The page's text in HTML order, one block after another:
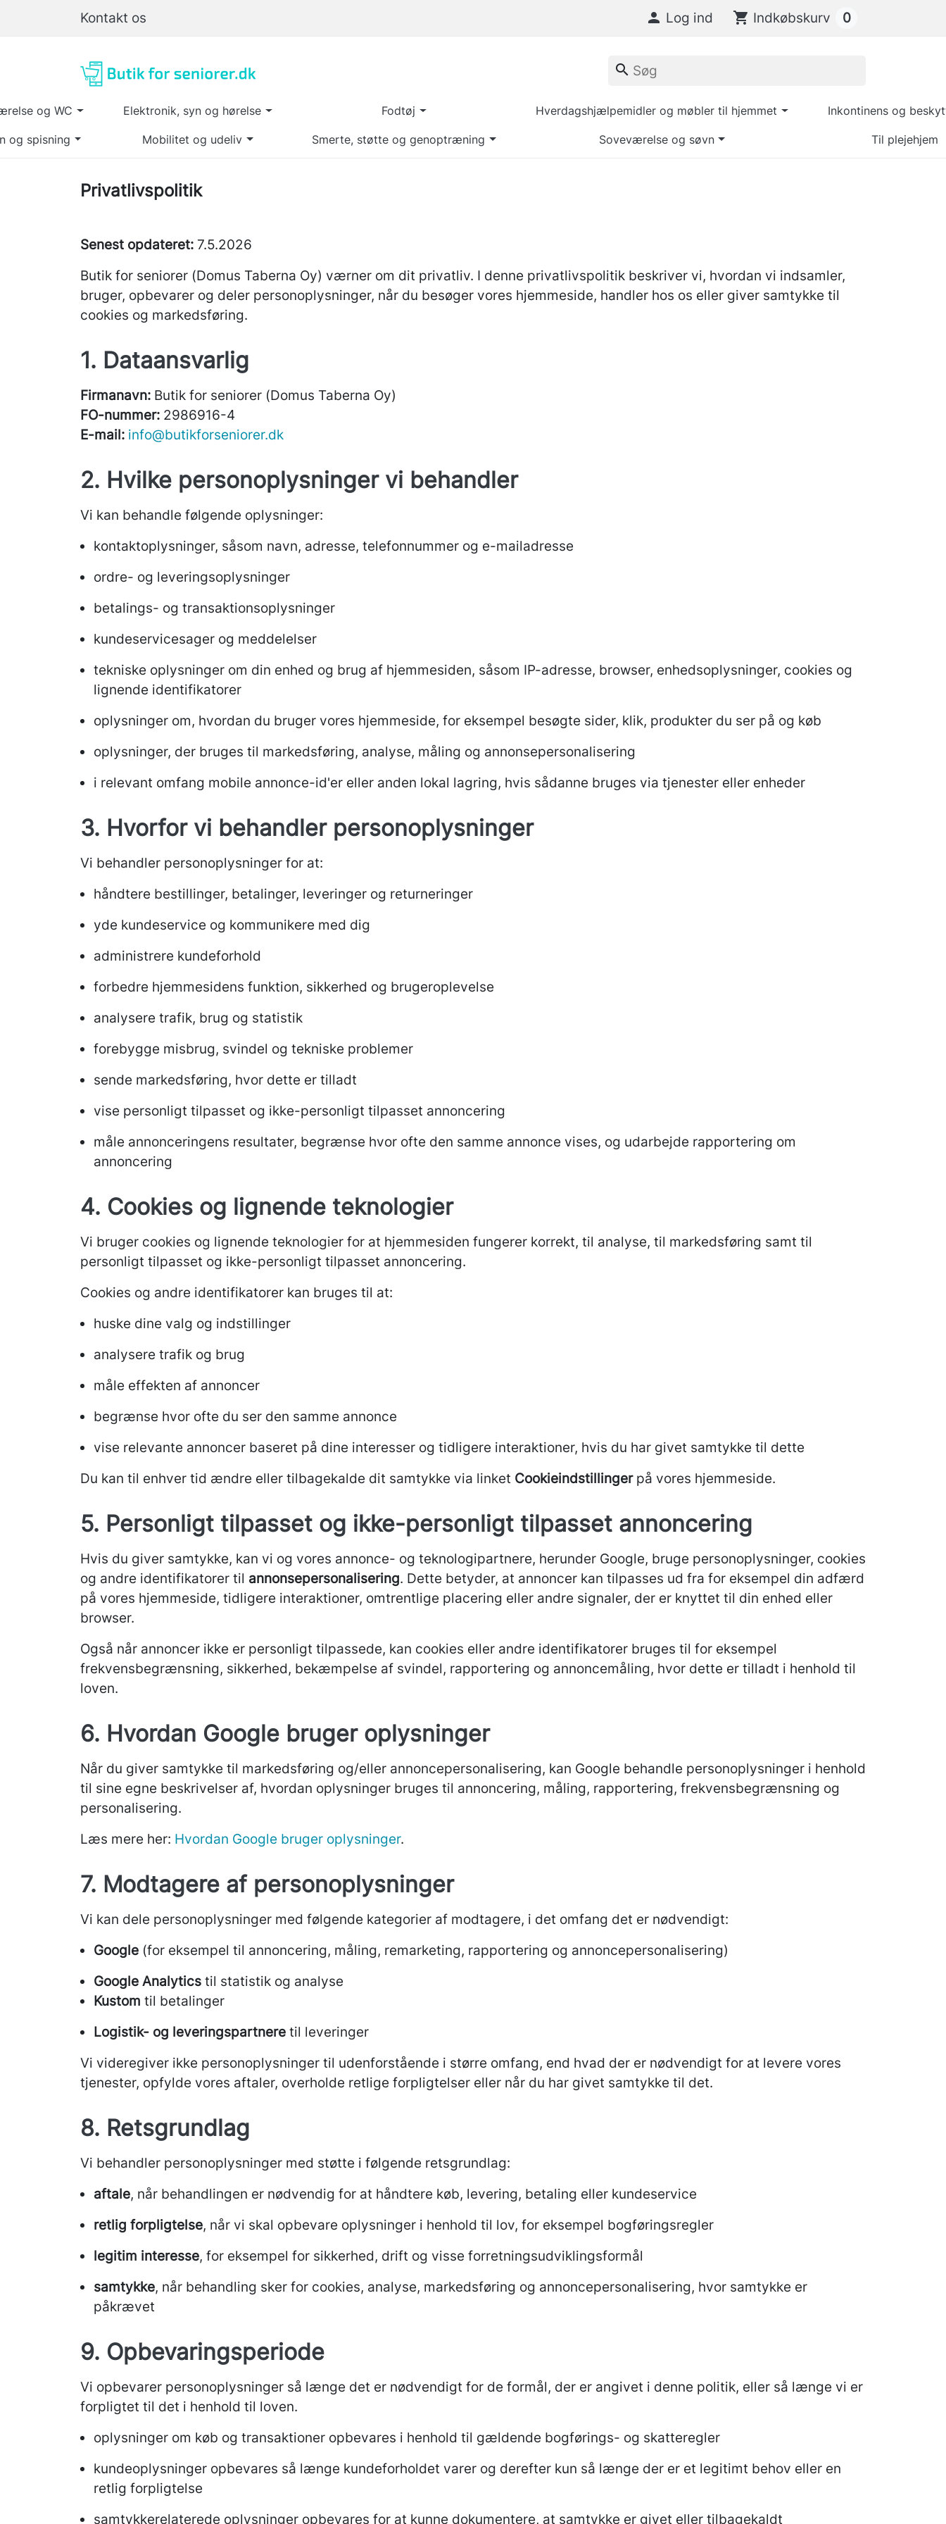
Kontakt os  Log ind shopping_cart Indkøbskurv 0
og WC Elektronik, syn og hørelse Fodtøj Hverdagshjælpemidler og møbler til hjemmet Inkontinens og
og spisning Mobilitet og udeliv Smerte, støtte og genoptræning Soveværelse og søvn Til plejehjem
search
Privatlivspolitik
Senest opdateret: 7.5.2026
Butik for seniorer (Domus Taberna Oy) værner om dit privatliv. I denne privatlivspolitik beskriver vi, hvordan vi indsamler,
bruger, opbevarer og deler personoplysninger, når du besøger vores hjemmeside, handler hos os eller giver samtykke til
cookies og markedsføring.
1. Dataansvarlig
Firmanavn: Butik for seniorer (Domus Taberna Oy)
FO-nummer: 2986916-4
E-mail: info@butikforseniorer.dk
2. Hvilke personoplysninger vi behandler
Vi kan behandle følgende oplysninger:
kontaktoplysninger, såsom navn, adresse, telefonnummer og e-mailadresse
ordre- og leveringsoplysninger
betalings- og transaktionsoplysninger
kundeservicesager og meddelelser
tekniske oplysninger om din enhed og brug af hjemmesiden, såsom IP-adresse, browser, enhedsoplysninger, cookies og
lignende identifikatorer
oplysninger om, hvordan du bruger vores hjemmeside, for eksempel besøgte sider, klik, produkter du ser på og køb
oplysninger, der bruges til markedsføring, analyse, måling og annonsepersonalisering
i relevant omfang mobile annonce-id'er eller anden lokal lagring, hvis sådanne bruges via tjenester eller enheder
3. Hvorfor vi behandler personoplysninger
Vi behandler personoplysninger for at:
håndtere bestillinger, betalinger, leveringer og returneringer
yde kundeservice og kommunikere med dig
administrere kundeforhold
forbedre hjemmesidens funktion, sikkerhed og brugeroplevelse
analysere trafik, brug og statistik
forebygge misbrug, svindel og tekniske problemer
sende markedsføring, hvor dette er tilladt
vise personligt tilpasset og ikke-personligt tilpasset annoncering
måle annonceringens resultater, begrænse hvor ofte den samme annonce vises, og udarbejde rapportering om
annoncering
4. Cookies og lignende teknologier
Vi bruger cookies og lignende teknologier for at hjemmesiden fungerer korrekt, til analyse, til markedsføring samt til
personligt tilpasset og ikke-personligt tilpasset annoncering.
Cookies og andre identifikatorer kan bruges til at:
huske dine valg og indstillinger
analysere trafik og brug
måle effekten af annoncer
begrænse hvor ofte du ser den samme annonce
vise relevante annoncer baseret på dine interesser og tidligere interaktioner, hvis du har givet samtykke til dette
Du kan til enhver tid ændre eller tilbagekalde dit samtykke via linket Cookieindstillingerpå vores hjemmeside.
5. Personligt tilpasset og ikke-personligt tilpasset annoncering
Hvis du giver samtykke, kan vi og vores annonce- og teknologipartnere, herunder Google, bruge personoplysninger, cookies
og andre identifikatorer til annonsepersonalisering. Dette betyder, at annoncer kan tilpasses ud fra for eksempel din adfærd
på vores hjemmeside, tidligere interaktioner, omtrentlige placering eller andre signaler, der er knyttet til din enhed eller
browser.
Også når annoncer ikke er personligt tilpassede, kan cookies eller andre identifikatorer bruges til for eksempel
frekvensbegrænsning, sikkerhed, bekæmpelse af svindel, rapportering og annoncemåling, hvor dette er tilladt i henhold til
loven.
6. Hvordan Google bruger oplysninger
Når du giver samtykke til markedsføring og/eller annoncepersonalisering, kan Google behandle personoplysninger i henhold
til sine egne beskrivelser af, hvordan oplysninger bruges til annoncering, måling, rapportering, frekvensbegrænsning og
personalisering.
Læs mere her: Hvordan Google bruger oplysninger.
7. Modtagere af personoplysninger
Vi kan dele personoplysninger med følgende kategorier af modtagere, i det omfang det er nødvendigt:
Google (for eksempel til annoncering, måling, remarketing, rapportering og annoncepersonalisering)
Google Analytics til statistik og analyse
Kustom til betalinger
Logistik- og leveringspartnere til leveringer
Vi videregiver ikke personoplysninger til udenforstående i større omfang, end hvad der er nødvendigt for at levere vores
tjenester, opfylde vores aftaler, overholde retlige forpligtelser eller når du har givet samtykke til det.
8. Retsgrundlag
Vi behandler personoplysninger med støtte i følgende retsgrundlag:
aftale, når behandlingen er nødvendig for at håndtere køb, levering, betaling eller kundeservice
retlig forpligtelse, når vi skal opbevare oplysninger i henhold til lov, for eksempel bogføringsregler
legitim interesse, for eksempel for sikkerhed, drift og visse forretningsudviklingsformål
samtykke, når behandling sker for cookies, analyse, markedsføring og annoncepersonalisering, hvor samtykke er
påkrævet
9. Opbevaringsperiode
Vi opbevarer personoplysninger så længe det er nødvendigt for de formål, der er angivet i denne politik, eller så længe vi er
forpligtet til det i henhold til loven.
oplysninger om køb og transaktioner opbevares i henhold til gældende bogførings- og skatteregler
kundeoplysninger opbevares så længe kundeforholdet varer og derefter kun så længe der er et legitimt behov eller en
retlig forpligtelse
samtykkerelaterede oplysninger opbevares for at kunne dokumentere, at samtykke er givet eller tilbagekaldt